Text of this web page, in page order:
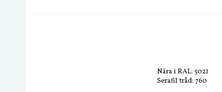
Nära i RAL: 5021
Serafil tråd: 760